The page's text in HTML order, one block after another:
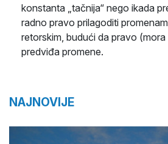
konstanta „tačnija“ nego ikada
radno pravo prilagoditi
retorskim, budući da pravo (mora
predviđa promene.
NAJNOVIJE